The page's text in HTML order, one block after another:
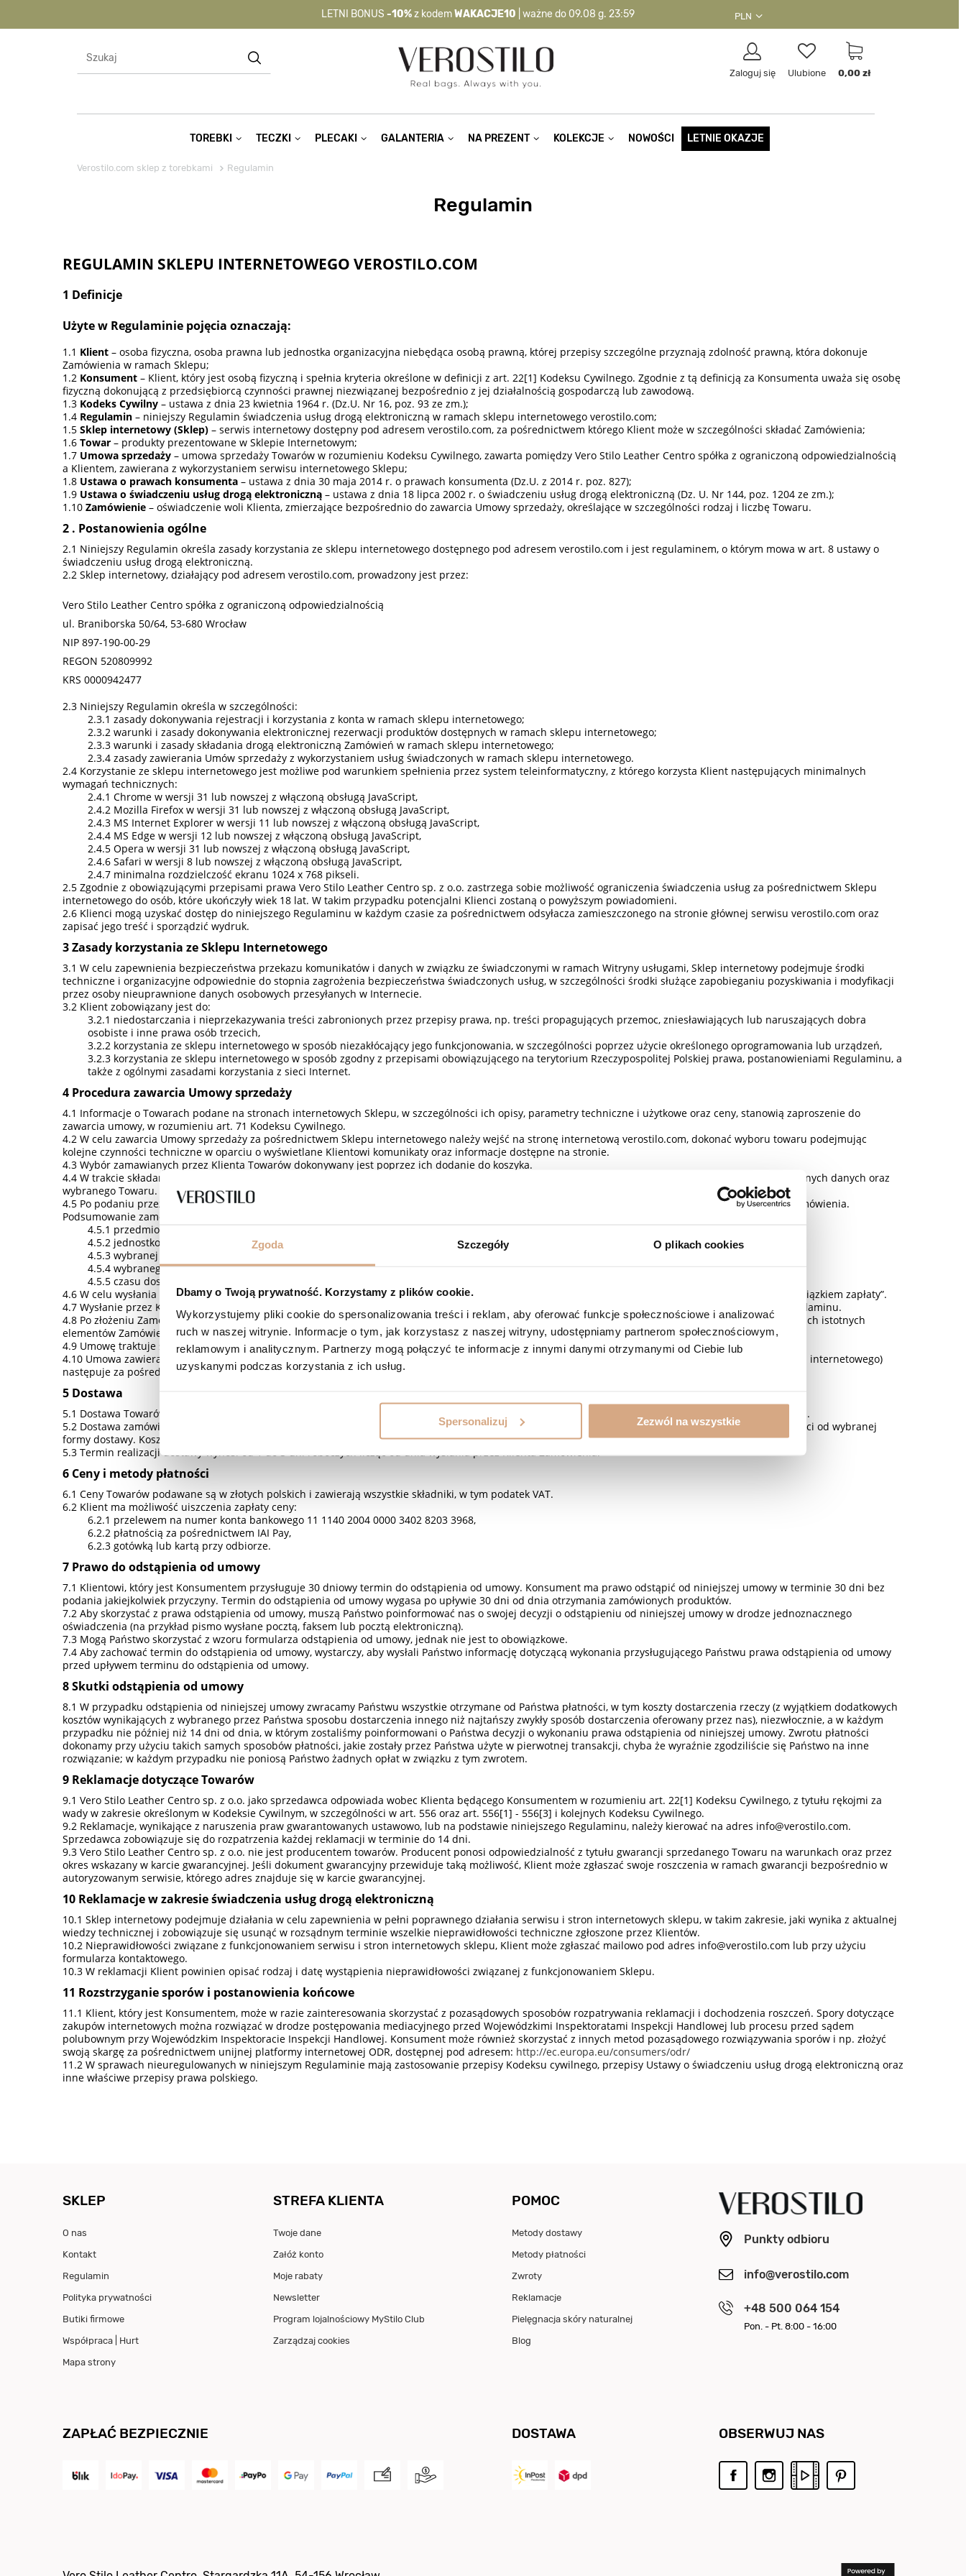
Zgoda Szczegóły O plikach cookies
Dbamy o Twoją prywatność. Korzystamy z plików cookie.
Wykorzystujemy pliki cookie do spersonalizowania treści i reklam, aby oferować funkcje społecznościowe i analizować
ruch w naszej witrynie. Informacje o tym, jak korzystasz z naszej witryny, udostępniamy partnerom społecznościowym,
reklamowym i analitycznym. Partnerzy mogą połączyć te informacje z innymi danymi otrzymanymi od Ciebie lub
uzyskanymi podczas korzystania z ich usług.
Spersonalizuj Zezwól na wszystkie
LETNI BONUS -10%z kodemWAKACJE10 | ważne do 09.08 g. 23:59
WAKACJE10 | nie dotyczy produktów z flagą OKAZJA >
PLN
Zaloguj się Ulubione 0,00 zł
TOREBKI TECZKI PLECAKI GALANTERIA NA PREZENT KOLEKCJE NOWOŚCI LETNIE OKAZJE
Verostilo.com sklep z torebkami Regulamin
Regulamin
REGULAMIN SKLEPU INTERNETOWEGO VEROSTILO.COM
Definicje
Użyte w Regulaminie pojęcia oznaczają:
Klient – osoba fizyczna, osoba prawna lub jednostka organizacyjna niebędąca osobą prawną, której przepisy szczególne przyznają zdolność prawną, która dokonuje
Zamówienia w ramach Sklepu;
Konsument – Klient, który jest osobą fizyczną i spełnia kryteria określone w definicji z art. 22[1] Kodeksu Cywilnego. Zgodnie z tą definicją za Konsumenta uważa się osobę
fizyczną dokonującą z przedsiębiorcą czynności prawnej niezwiązanej bezpośrednio z jej działalnością gospodarczą lub zawodową.
Kodeks Cywilny – ustawa z dnia 23 kwietnia 1964 r. (Dz.U. Nr 16, poz. 93 ze zm.);
Regulamin – niniejszy Regulamin świadczenia usług drogą elektroniczną w ramach sklepu internetowego verostilo.com;
Sklep internetowy (Sklep) – serwis internetowy dostępny pod adresem verostilo.com, za pośrednictwem którego Klient może w szczególności składać Zamówienia;
Towar – produkty prezentowane w Sklepie Internetowym;
Umowa sprzedaży – umowa sprzedaży Towarów w rozumieniu Kodeksu Cywilnego, zawarta pomiędzy Vero Stilo Leather Centro spółka z ograniczoną odpowiedzialnością
a Klientem, zawierana z wykorzystaniem serwisu internetowego Sklepu;
Ustawa o prawach konsumenta – ustawa z dnia 30 maja 2014 r. o prawach konsumenta (Dz.U. z 2014 r. poz. 827);
Ustawa o świadczeniu usług drogą elektroniczną – ustawa z dnia 18 lipca 2002 r. o świadczeniu usług drogą elektroniczną (Dz. U. Nr 144, poz. 1204 ze zm.);
Zamówienie – oświadczenie woli Klienta, zmierzające bezpośrednio do zawarcia Umowy sprzedaży, określające w szczególności rodzaj i liczbę Towaru.
. Postanowienia ogólne
Niniejszy Regulamin określa zasady korzystania ze sklepu internetowego dostępnego pod adresem verostilo.com i jest regulaminem, o którym mowa w art. 8 ustawy o
świadczeniu usług drogą elektroniczną.
Sklep internetowy, działający pod adresem verostilo.com, prowadzony jest przez:
Vero Stilo Leather Centro spółka z ograniczoną odpowiedzialnością
ul. Braniborska 50/64, 53-680 Wrocław
NIP 897-190-00-29
REGON 520809992
KRS 0000942477
Niniejszy Regulamin określa w szczególności:
zasady dokonywania rejestracji i korzystania z konta w ramach sklepu internetowego;
warunki i zasady dokonywania elektronicznej rezerwacji produktów dostępnych w ramach sklepu internetowego;
warunki i zasady składania drogą elektroniczną Zamówień w ramach sklepu internetowego;
zasady zawierania Umów sprzedaży z wykorzystaniem usług świadczonych w ramach sklepu internetowego.
Korzystanie ze sklepu internetowego jest możliwe pod warunkiem spełnienia przez system teleinformatyczny, z którego korzysta Klient następujących minimalnych
wymagań technicznych:
Chrome w wersji 31 lub nowszej z włączoną obsługą JavaScript,
Mozilla Firefox w wersji 31 lub nowszej z włączoną obsługą JavaScript,
MS Internet Explorer w wersji 11 lub nowszej z włączoną obsługą JavaScript,
MS Edge w wersji 12 lub nowszej z włączoną obsługą JavaScript,
Opera w wersji 31 lub nowszej z włączoną obsługą JavaScript,
Safari w wersji 8 lub nowszej z włączoną obsługą JavaScript,
minimalna rozdzielczość ekranu 1024 x 768 pikseli.
Zgodnie z obowiązującymi przepisami prawa Vero Stilo Leather Centro sp. z o.o. zastrzega sobie możliwość ograniczenia świadczenia usług za pośrednictwem Sklepu
internetowego do osób, które ukończyły wiek 18 lat. W takim przypadku potencjalni Klienci zostaną o powyższym powiadomieni.
Klienci mogą uzyskać dostęp do niniejszego Regulaminu w każdym czasie za pośrednictwem odsyłacza zamieszczonego na stronie głównej serwisu verostilo.com oraz
zapisać jego treść i sporządzić wydruk.
Zasady korzystania ze Sklepu Internetowego
W celu zapewnienia bezpieczeństwa przekazu komunikatów i danych w związku ze świadczonymi w ramach Witryny usługami, Sklep internetowy podejmuje środki
techniczne i organizacyjne odpowiednie do stopnia zagrożenia bezpieczeństwa świadczonych usług, w szczególności środki służące zapobieganiu pozyskiwania i modyfikacji
przez osoby nieuprawnione danych osobowych przesyłanych w Internecie.
Klient zobowiązany jest do:
niedostarczania i nieprzekazywania treści zabronionych przez przepisy prawa, np. treści propagujących przemoc, zniesławiających lub naruszających dobra
osobiste i inne prawa osób trzecich,
korzystania ze sklepu internetowego w sposób niezakłócający jego funkcjonowania, w szczególności poprzez użycie określonego oprogramowania lub urządzeń,
korzystania ze sklepu internetowego w sposób zgodny z przepisami obowiązującego na terytorium Rzeczypospolitej Polskiej prawa, postanowieniami Regulaminu, a
także z ogólnymi zasadami korzystania z sieci Internet.
Procedura zawarcia Umowy sprzedaży
Informacje o Towarach podane na stronach internetowych Sklepu, w szczególności ich opisy, parametry techniczne i użytkowe oraz ceny, stanowią zaproszenie do
zawarcia umowy, w rozumieniu art. 71 Kodeksu Cywilnego.
W celu zawarcia Umowy sprzedaży za pośrednictwem Sklepu internetowego należy wejść na stronę internetową verostilo.com, dokonać wyboru towaru podejmując
kolejne czynności techniczne w oparciu o wyświetlane Klientowi komunikaty oraz informacje dostępne na stronie.
Wybór zamawianych przez Klienta Towarów dokonywany jest poprzez ich dodanie do koszyka.
W trakcie składania Zamówienia – do momentu kliknięcia w przycisk „Zamawiam z obowiązkiem zapłaty” – Klient ma możliwość modyfikacji wprowadzonych danych oraz
wybranego Towaru. W tym celu należy kierować się wyświetlanymi Klientowi komunikatami oraz informacjami dostępnymi na stronie.
Po podaniu przez Klienta korzystającego ze sklepu internetowego wszystkich niezbędnych danych, wyświetlone zostanie podsumowanie złożonego zamówienia.
Podsumowanie zamówienia będzie zawierać informacje dotyczące:
przedmiotu zamówienia,
jednostkowej oraz łącznej ceny zamawianych produktów lub usług, w tym kosztów dostawy oraz dodatkowych kosztów (jeśli występują),
wybranej metody płatności,
wybranego sposobu dostawy,
czasu dostawy,
W celu wysłania Zamówienia konieczne jest podanie danych osobowych oznaczonych, jako obowiązkowe oraz naciśnięcie przycisku „Zamawiam z obowiązkiem zapłaty”.
Wysłanie przez Klienta Zamówienia stanowi oświadczenie woli zawarcia z Vero Stilo Leather Centro sp. z o.o. Umowy sprzedaży, zgodnie z treścią Regulaminu.
Po złożeniu Zamówienia, Klient otrzymuje wiadomość e-mail zatytułowaną „Złożyłeś zamówienie nr (…)", zawierającą ostateczne potwierdzenie wszystkich istotnych
elementów Zamówienia.
Umowę traktuje się za zawartą z momentem otrzymania przez Klienta wiadomości e-mail, o której mowa powyżej.
Umowa zawierana jest w języku polskim. Utrwalenie, zabezpieczenie i udostępnienie danych Zamówienia oraz ogólnych warunków (Regulamin sklepu internetowego)
następuje za pośrednictwem poczty elektronicznej.
Dostawa
Dostawa Towarów jest ograniczona do obszaru Rzeczpospolitej Polskiej i odbywa się pod adres wskazany przez Klienta w trakcie składania Zamówienia.
Dostawa zamówionych Towarów odbywa się przesyłką kurierską DPD oraz Paczkomaty Inpost. Koszty dostawy wynoszą od 9,99 zł do 15,99 zł w zależności od wybranej
formy dostawy. Koszty dostawy zostaną również wskazane w momencie składania Zamówienia.
Termin realizacji dostawy wynosi od 1 do 3 dni roboczych licząc od dnia wysłania przez Klienta Zamówienia.
Ceny i metody płatności
Ceny Towarów podawane są w złotych polskich i zawierają wszystkie składniki, w tym podatek VAT.
Klient ma możliwość uiszczenia zapłaty ceny:
przelewem na numer konta bankowego 11 1140 2004 0000 3402 8203 3968,
płatnością za pośrednictwem IAI Pay,
gotówką lub kartą przy odbiorze.
Prawo do odstąpienia od umowy
Klientowi, który jest Konsumentem przysługuje 30 dniowy termin do odstąpienia od umowy. Konsument ma prawo odstąpić od niniejszej umowy w terminie 30 dni bez
podania jakiejkolwiek przyczyny. Termin do odstąpienia od umowy wygasa po upływie 30 dni od dnia otrzymania zamówionych produktów.
Aby skorzystać z prawa odstąpienia od umowy, muszą Państwo poinformować nas o swojej decyzji o odstąpieniu od niniejszej umowy w drodze jednoznacznego
oświadczenia (na przykład pismo wysłane pocztą, faksem lub pocztą elektroniczną).
Mogą Państwo skorzystać z wzoru formularza odstąpienia od umowy, jednak nie jest to obowiązkowe.
Aby zachować termin do odstąpienia od umowy, wystarczy, aby wysłali Państwo informację dotyczącą wykonania przysługującego Państwu prawa odstąpienia od umowy
przed upływem terminu do odstąpienia od umowy.
Skutki odstąpienia od umowy
W przypadku odstąpienia od niniejszej umowy zwracamy Państwu wszystkie otrzymane od Państwa płatności, w tym koszty dostarczenia rzeczy (z wyjątkiem dodatkowych
kosztów wynikających z wybranego przez Państwa sposobu dostarczenia innego niż najtańszy zwykły sposób dostarczenia oferowany przez nas), niezwłocznie, a w każdym
przypadku nie później niż 14 dni od dnia, w którym zostaliśmy poinformowani o Państwa decyzji o wykonaniu prawa odstąpienia od niniejszej umowy. Zwrotu płatności
dokonamy przy użyciu takich samych sposobów płatności, jakie zostały przez Państwa użyte w pierwotnej transakcji, chyba że wyraźnie zgodziliście się Państwo na inne
rozwiązanie; w każdym przypadku nie poniosą Państwo żadnych opłat w związku z tym zwrotem.
Reklamacje dotyczące Towarów
Vero Stilo Leather Centro sp. z o.o. jako sprzedawca odpowiada wobec Klienta będącego Konsumentem w rozumieniu art. 22[1] Kodeksu Cywilnego, z tytułu rękojmi za
wady w zakresie określonym w Kodeksie Cywilnym, w szczególności w art. 556 oraz art. 556[1] - 556[3] i kolejnych Kodeksu Cywilnego.
Reklamacje, wynikające z naruszenia praw gwarantowanych ustawowo, lub na podstawie niniejszego Regulaminu, należy kierować na adres info@verostilo.com.
Sprzedawca zobowiązuje się do rozpatrzenia każdej reklamacji w terminie do 14 dni.
Vero Stilo Leather Centro sp. z o.o. nie jest producentem towarów. Producent ponosi odpowiedzialność z tytułu gwarancji sprzedanego Towaru na warunkach oraz przez
okres wskazany w karcie gwarancyjnej. Jeśli dokument gwarancyjny przewiduje taką możliwość, Klient może zgłaszać swoje roszczenia w ramach gwarancji bezpośrednio w
autoryzowanym serwisie, którego adres znajduje się w karcie gwarancyjnej.
Reklamacje w zakresie świadczenia usług drogą elektroniczną
Sklep internetowy podejmuje działania w celu zapewnienia w pełni poprawnego działania serwisu i stron internetowych sklepu, w takim zakresie, jaki wynika z aktualnej
wiedzy technicznej i zobowiązuje się usunąć w rozsądnym terminie wszelkie nieprawidłowości techniczne zgłoszone przez Klientów.
Nieprawidłowości związane z funkcjonowaniem serwisu i stron internetowych sklepu, Klient może zgłaszać mailowo pod adres info@verostilo.com lub przy użyciu
formularza kontaktowego.
W reklamacji Klient powinien opisać rodzaj i datę wystąpienia nieprawidłowości związanej z funkcjonowaniem Sklepu.
Rozstrzyganie sporów i postanowienia końcowe
Klient, który jest Konsumentem, może w razie zainteresowania skorzystać z pozasądowych sposobów rozpatrywania reklamacji i dochodzenia roszczeń. Spory dotyczące
zakupów internetowych można rozwiązać w drodze postępowania mediacyjnego przed Wojewódzkimi Inspektoratami Inspekcji Handlowej lub procesu przed sądem
polubownym przy Wojewódzkim Inspektoracie Inspekcji Handlowej. Konsument może również skorzystać z innych metod pozasądowego rozwiązywania sporów i np. złożyć
swoją skargę za pośrednictwem unijnej platformy internetowej ODR, dostępnej pod adresem: http://ec.europa.eu/consumers/odr/
W sprawach nieuregulowanych w niniejszym Regulaminie mają zastosowanie przepisy Kodeksu cywilnego, przepisy Ustawy o świadczeniu usług drogą elektroniczną oraz
inne właściwe przepisy prawa polskiego.
SKLEP
O nas
Kontakt
Regulamin
Polityka prywatności
Butiki firmowe
Współpraca | Hurt
Mapa strony
STREFA KLIENTA
Twoje dane
Załóż konto
Moje rabaty
Newsletter
Program lojalnościowy MyStilo Club
Zarządzaj cookies
POMOC
Metody dostawy
Metody płatności
Zwroty
Reklamacje
Pielęgnacja skóry naturalnej
Blog
Punkty odbioru
info@verostilo.com
+48 500 064 154
Pon. - Pt. 8:00 - 16:00
ZAPŁAĆ BEZPIECZNIE DOSTAWA OBSERWUJ NAS